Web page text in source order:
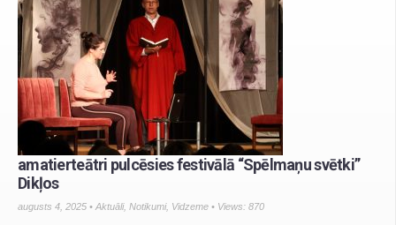
amatierteātri pulcēsies festivālā “Spēlmaņu svētki”
Dikļos
augusts 4, 2025 • Aktuāli, Notikumi, Vidzeme • Views: 870